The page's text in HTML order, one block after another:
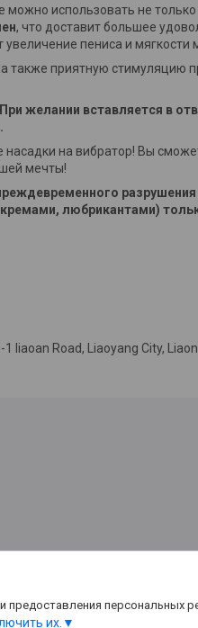
можно использовать не только
, что доставит большее
пениса и мягкости
также приятную стимуляцию
желании вставляется в
на вибратор! Вы
мечты!
любрикантами)
liaoan Road, Liaoyang City,
персональных
их.